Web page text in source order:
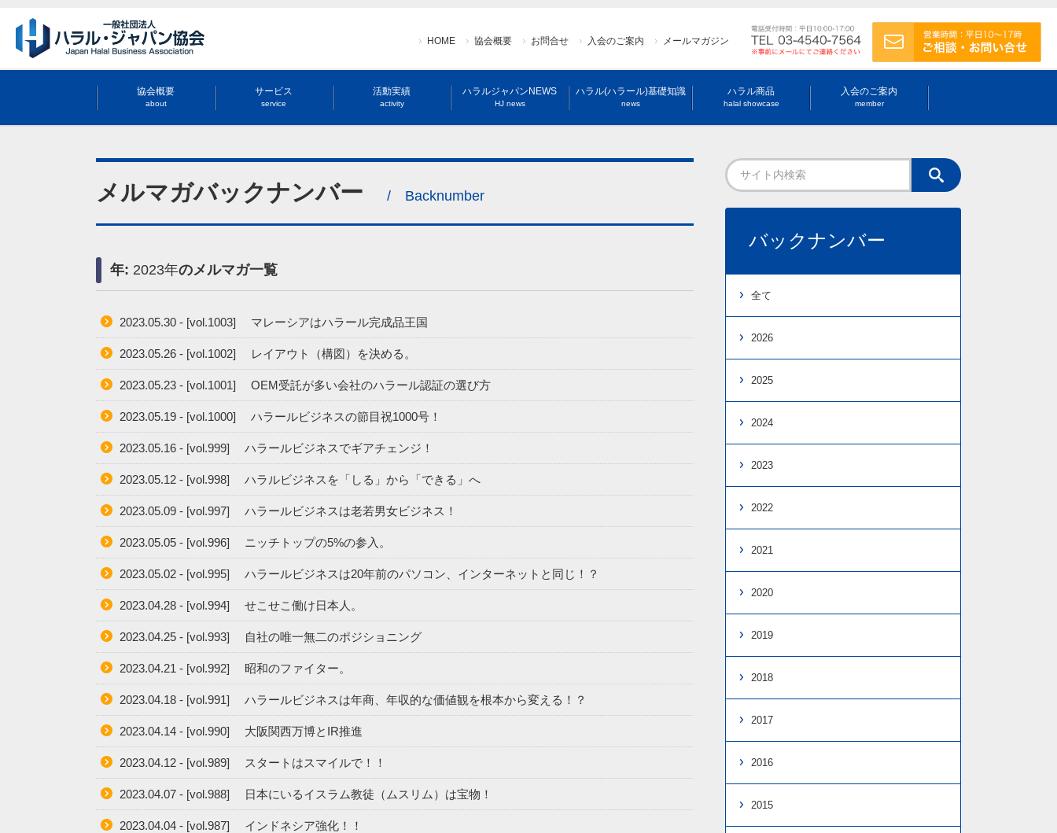
HOME 協会概要 お問合せ 入会のご案内 メールマガジン
協会概要
about
サービス
service
活動実績
activity
ハラルジャパンNEWS
HJ news
ハラル(ハラール)基礎知識
news
ハラル商品
halal showcase
入会のご案内
member
メルマガバックナンバー / Backnumber
年: 2023年のメルマガ一覧
2023.05.30 - [vol.1003] マレーシアはハラール完成品王国
2023.05.26 - [vol.1002] レイアウト（構図）を決める。
2023.05.23 - [vol.1001] OEM受託が多い会社のハラール認証の選び方
2023.05.19 - [vol.1000] ハラールビジネスの節目祝1000号！
2023.05.16 - [vol.999] ハラールビジネスでギアチェンジ！
2023.05.12 - [vol.998] ハラルビジネスを「しる」から「できる」へ
2023.05.09 - [vol.997] ハラールビジネスは老若男女ビジネス！
2023.05.05 - [vol.996] ニッチトップの5%の参入。
2023.05.02 - [vol.995] ハラールビジネスは20年前のパソコン、インターネットと同じ！？
2023.04.28 - [vol.994] せこせこ働け日本人。
2023.04.25 - [vol.993] 自社の唯一無二のポジショニング
2023.04.21 - [vol.992] 昭和のファイター。
2023.04.18 - [vol.991] ハラールビジネスは年商、年収的な価値観を根本から変える！？
2023.04.14 - [vol.990] 大阪関西万博とIR推進
2023.04.12 - [vol.989] スタートはスマイルで！！
2023.04.07 - [vol.988] 日本にいるイスラム教徒（ムスリム）は宝物！
2023.04.04 - [vol.987] インドネシア強化！！
バックナンバー
全て
2026
2025
2024
2023
2022
2021
2020
2019
2018
2017
2016
2015